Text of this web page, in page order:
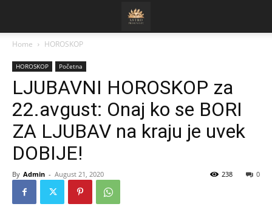
Home HOROSKOP
HOROSKOP Početna
LJUBAVNI HOROSKOP za
22.avgust: Onaj ko se BORI
ZA LJUBAV na kraju je uvek
DOBIJE!
By Admin - August 21, 2020 0
238